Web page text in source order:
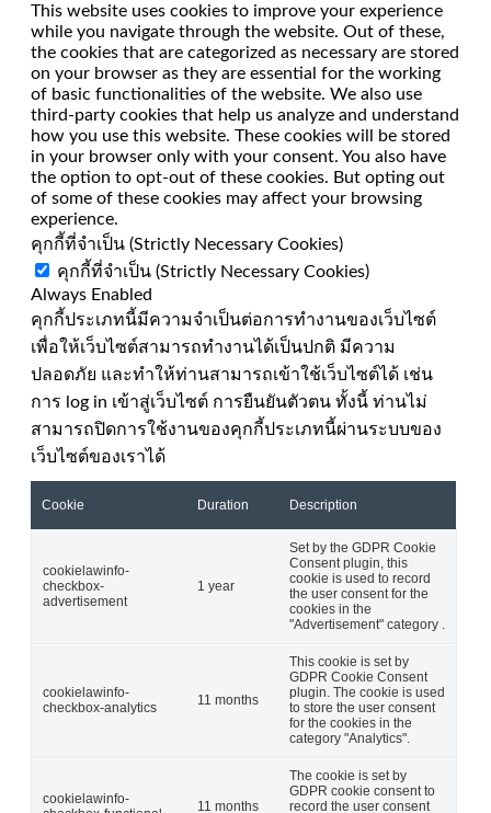
This website uses cookies to improve your experience
while you navigate through the website. Out of these,
the cookies that are categorized as necessary are stored
on your browser as they are essential for the working
of basic functionalities of the website. We also use
third-party cookies that help us analyze and understand
how you use this website. These cookies will be stored
in your browser only with your consent. You also have
the option to opt-out of these cookies. But opting out
of some of these cookies may affect your browsing
experience.
คุกกี้ที่จำเป็น (Strictly Necessary Cookies)
คุกกี้ที่จำเป็น (Strictly Necessary Cookies)
Always Enabled
คุกกี้ประเภทนี้มีความจำเป็นต่อการทำงานของเว็บไซต์
เพื่อให้เว็บไซต์สามารถทำงานได้เป็นปกติ มีความ
ปลอดภัย และทำให้ท่านสามารถเข้าใช้เว็บไซต์ได้ เช่น
การ log in เข้าสู่เว็บไซต์ การยืนยันตัวตน ทั้งนี้ ท่านไม่
สามารถปิดการใช้งานของคุกกี้ประเภทนี้ผ่านระบบของ
เว็บไซต์ของเราได้
Cookie Duration Description
cookielawinfo-
checkbox-
advertisement
1 year
Set by the GDPR Cookie
Consent plugin, this
cookie is used to record
the user consent for the
cookies in the
"Advertisement" category .
cookielawinfo-
checkbox-analytics
11 months
This cookie is set by
GDPR Cookie Consent
plugin. The cookie is used
to store the user consent
for the cookies in the
category "Analytics".
cookielawinfo-
11 months
The cookie is set by
GDPR cookie consent to
record the user consent